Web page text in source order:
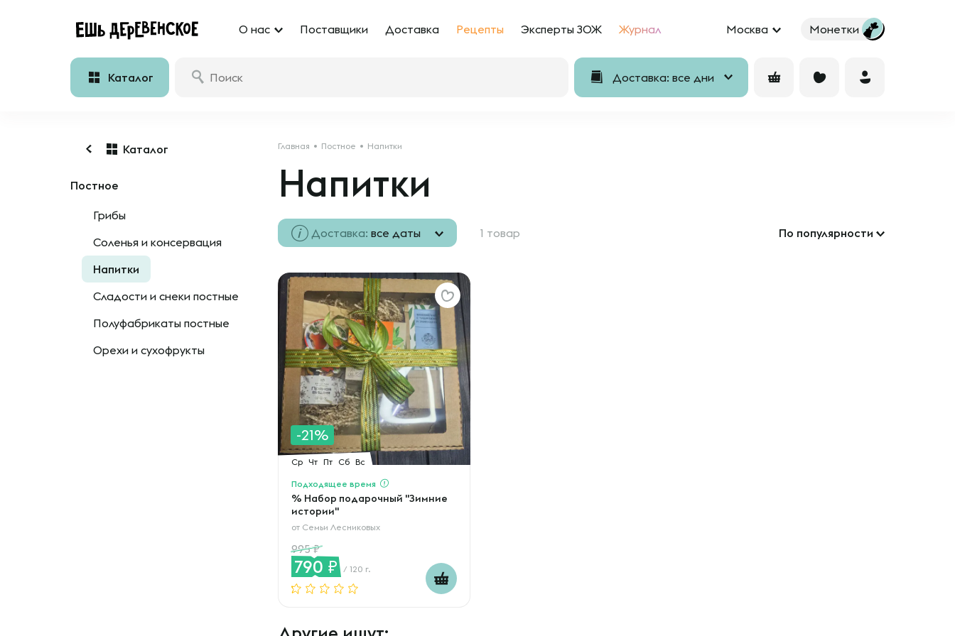
О нас Поставщики Доставка Рецепты Эксперты ЗОЖ Журнал Москва Монетки
Каталог Доставка: все дни
Каталог
Постное
Грибы
Соленья и консервация
Напитки
Сладости и снеки постные
Полуфабрикаты постные
Орехи и сухофрукты
Главная Постное Напитки
Напитки
Доставка: все даты 1 товар По популярности
-21%
Ср Чт Пт Сб Вс
Подходящее время
% Набор подарочный "Зимние
истории"
от Семьи Лесниковых
995
790 / 120 г.